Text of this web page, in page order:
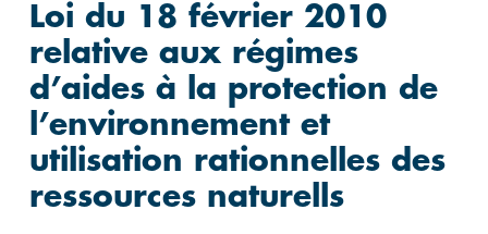
Loi du 18 février 2010
relative aux régimes
d’aides à la protection de
l’environnement et
utilisation rationnelles des
ressources naturells